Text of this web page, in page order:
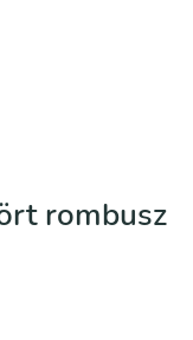
rombusz